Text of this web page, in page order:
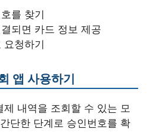
를 찾기
되면 카드 정보 제공
요청하기
앱 사용하기
내역을 조회할 수 있는 모
단한 단계로 승인번호를 확